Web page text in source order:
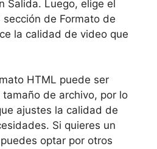
Salida. Luego, elige el
de Formato de
la calidad de video que
HTML puede ser
de archivo, por lo
ajustes la calidad de
Si quieres un
optar por otros